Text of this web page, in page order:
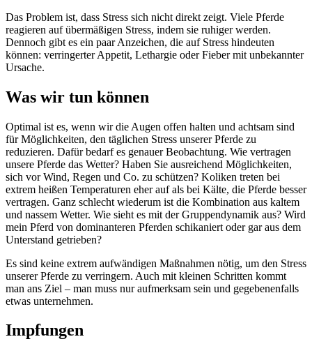
Das Problem ist, dass Stress sich nicht direkt zeigt. Viele Pferde
reagieren auf übermäßigen Stress, indem sie ruhiger werden.
Dennoch gibt es ein paar Anzeichen, die auf Stress hindeuten
können: verringerter Appetit, Lethargie oder Fieber mit unbekannter
Ursache.
Was wir tun können
Optimal ist es, wenn wir die Augen offen halten und achtsam sind
für Möglichkeiten, den täglichen Stress unserer Pferde zu
reduzieren. Dafür bedarf es genauer Beobachtung. Wie vertragen
unsere Pferde das Wetter? Haben Sie ausreichend Möglichkeiten,
sich vor Wind, Regen und Co. zu schützen? Koliken treten bei
extrem heißen Temperaturen eher auf als bei Kälte, die Pferde besser
vertragen. Ganz schlecht wiederum ist die Kombination aus kaltem
und nassem Wetter. Wie sieht es mit der Gruppendynamik aus? Wird
mein Pferd von dominanteren Pferden schikaniert oder gar aus dem
Unterstand getrieben?
Es sind keine extrem aufwändigen Maßnahmen nötig, um den Stress
unserer Pferde zu verringern. Auch mit kleinen Schritten kommt
man ans Ziel – man muss nur aufmerksam sein und gegebenenfalls
etwas unternehmen.
Impfungen